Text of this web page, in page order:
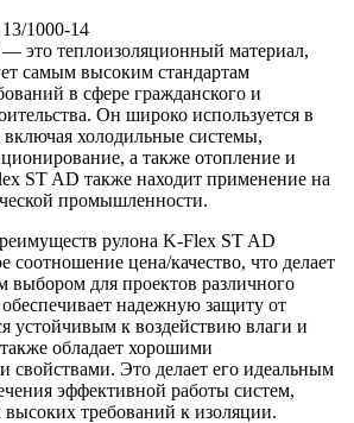
1000-14
это теплоизоляционный материал,
самым высоким стандартам
в сфере гражданского и
Он широко используется в
включая холодильные системы,
а также отопление и
ST AD также находит применение на
промышленности.
рулона K-Flex ST AD
соотношение цена/качество, что делает
выбором для проектов различного
надежную защиту от
устойчивым к воздействию влаги и
обладает хорошими
свойствами. Это делает его идеальным
эффективной работы систем,
высоких требований к изоляции.